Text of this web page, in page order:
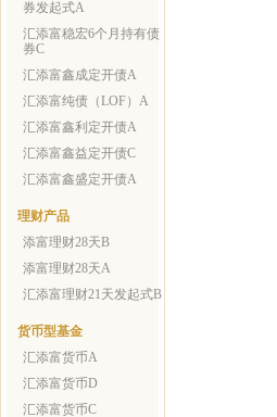
券发起式A
汇添富稳宏6个月持有债
券C
汇添富鑫成定开债A
汇添富纯债（LOF）A
汇添富鑫利定开债A
汇添富鑫益定开债C
汇添富鑫盛定开债A
理财产品
添富理财28天B
添富理财28天A
汇添富理财21天发起式B
货币型基金
汇添富货币A
汇添富货币D
汇添富货币C